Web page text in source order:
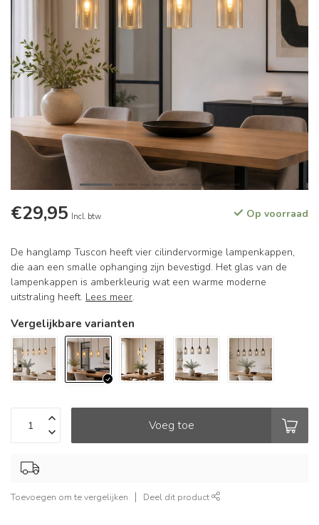
€29,95 Incl. btw Op voorraad
De hanglamp Tuscon heeft vier cilindervormige lampenkappen,
die aan een smalle ophanging zijn bevestigd. Het glas van de
lampenkappen is amberkleurig wat een warme moderne
uitstraling heeft. Lees meer.
Vergelijkbare varianten
Voeg toe
Toevoegen om te vergelijken Deel dit product